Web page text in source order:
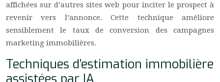
affichées sur d’autres sites web pour inciter le prospect à
revenir vers l’annonce. Cette technique améliore
sensiblement le taux de conversion des campagnes
marketing immobilières.
Techniques d’estimation immobilière